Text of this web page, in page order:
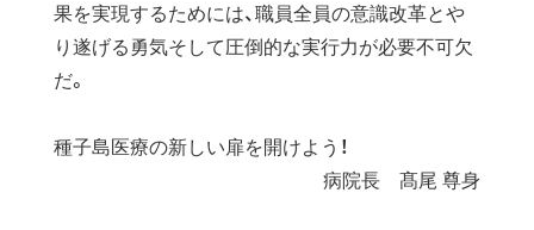
果を実現するためには、職員全員の意識改革とや
り遂げる勇気そして圧倒的な実行力が必要不可欠
だ。
種子島医療の新しい扉を開けよう！
病院長 髙尾 尊身